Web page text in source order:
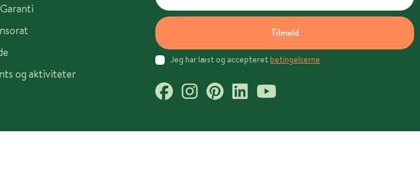
og aktiviteter
Tilmeld
Jeg har læst og accepteret betingelserne